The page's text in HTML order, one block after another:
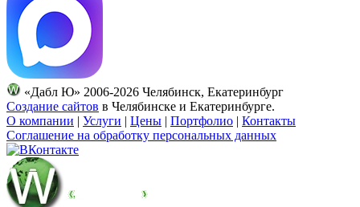
«Дабл Ю» 2006-2026 Челябинск, Екатеринбург
Создание сайтов в Челябинске и Екатеринбурге.
О компании | Услуги | Цены | Портфолио | Контакты
Соглашение на обработку персональных данных